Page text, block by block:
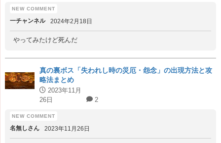
一チャンネル 2024年2月18日
やってみたけど死んだ
真の裏ボス「失われし時の災厄・怨念」の出現方法と攻
略法まとめ
2023年11月
26日
2
名無しさん 2023年11月26日